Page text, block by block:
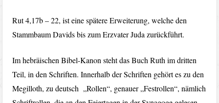
Rut 4,17b – 22, ist eine spätere Erweiterung, welche den
Stammbaum Davids bis zum Erzvater Juda zurückführt.
Im hebräischen Bibel-Kanon steht das Buch Ruth im dritten
Teil, in den Schriften. Innerhalb der Schriften gehört es zu den
Megilloth, zu deutsch „Rollen“, genauer „Festrollen“, nämlich